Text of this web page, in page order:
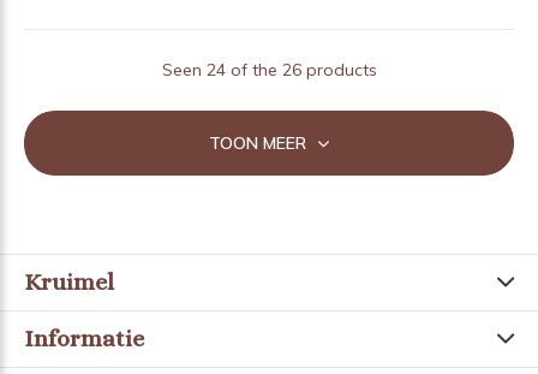
Seen 24 of the 26 products
TOON MEER
Kruimel
Informatie